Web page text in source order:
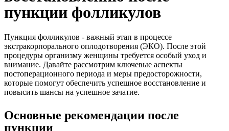
пункции фолликулов
Пункция фолликулов - важный этап в процессе
экстракорпорального оплодотворения (ЭКО). После этой
процедуры организму женщины требуется особый уход и
внимание. Давайте рассмотрим ключевые аспекты
постоперационного периода и меры предосторожности,
которые помогут обеспечить успешное восстановление и
повысить шансы на успешное зачатие.
Основные рекомендации после
пункции